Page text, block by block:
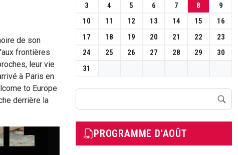
de son
frontières
leur vie
à Paris en
to Europe
derrière la
3
4 5 6 7 8
9
10
11 12 13 14 15
16
17
18 19 20 21 22
23
24
25 26 27 28 29
30
31
PROGRAMME D'AOÛT